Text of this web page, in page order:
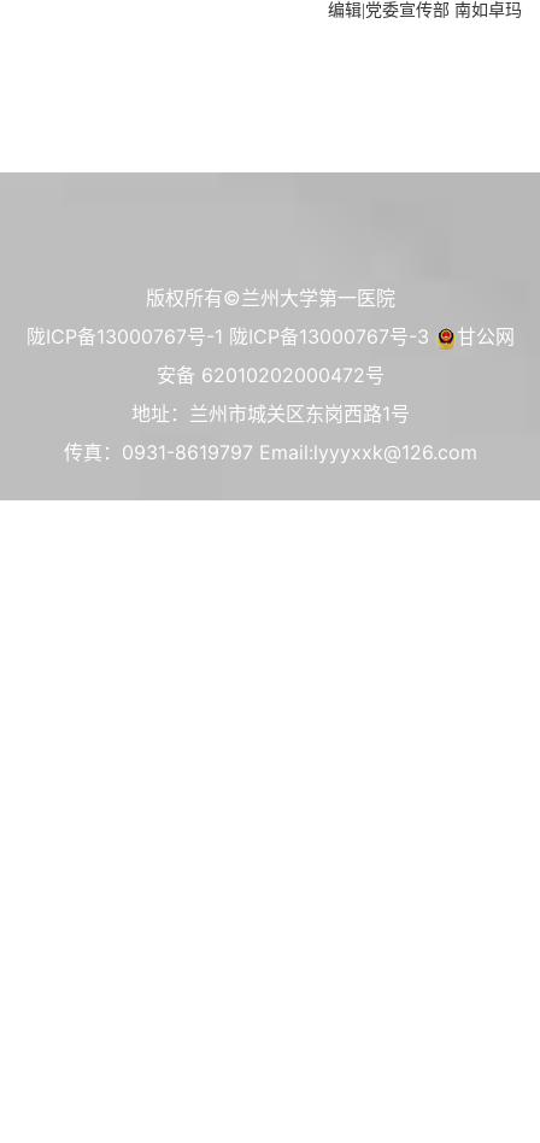
编辑|党委宣传部 南如卓玛
版权所有©兰州大学第一医院
陇ICP备13000767号-1 陇ICP备13000767号-3
甘公网
安备 62010202000472号
地址：兰州市城关区东岗西路1号
传真：0931-8619797 Email:lyyyxxk@126.com